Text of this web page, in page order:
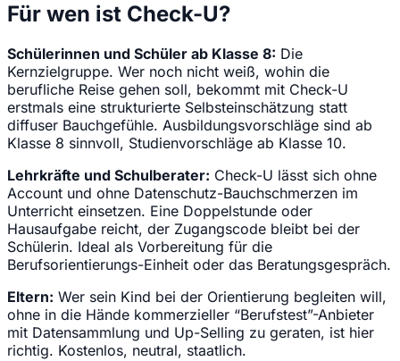
Für wen ist Check-U?
Schülerinnen und Schüler ab Klasse 8: Die
Kernzielgruppe. Wer noch nicht weiß, wohin die
berufliche Reise gehen soll, bekommt mit Check-U
erstmals eine strukturierte Selbsteinschätzung statt
diffuser Bauchgefühle. Ausbildungsvorschläge sind ab
Klasse 8 sinnvoll, Studienvorschläge ab Klasse 10.
Lehrkräfte und Schulberater: Check-U lässt sich ohne
Account und ohne Datenschutz-Bauchschmerzen im
Unterricht einsetzen. Eine Doppelstunde oder
Hausaufgabe reicht, der Zugangscode bleibt bei der
Schülerin. Ideal als Vorbereitung für die
Berufsorientierungs-Einheit oder das Beratungsgespräch.
Eltern: Wer sein Kind bei der Orientierung begleiten will,
ohne in die Hände kommerzieller “Berufstest”-Anbieter
mit Datensammlung und Up-Selling zu geraten, ist hier
richtig. Kostenlos, neutral, staatlich.